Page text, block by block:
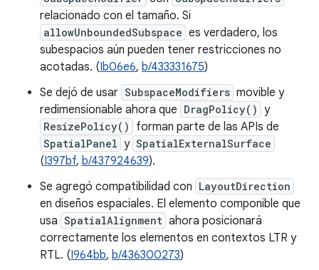
relacionado con el tamaño. Si
allowUnboundedSubspace es verdadero, los
subespacios aún pueden tener restricciones no
acotadas. (Ib06e6, b/433331675)
Se dejó de usar SubspaceModifiers movible y
redimensionable ahora que DragPolicy() y
ResizePolicy() forman parte de las APIs de
SpatialPanel y SpatialExternalSurface
(I397bf, b/437924639).
Se agregó compatibilidad con LayoutDirection
en diseños espaciales. El elemento componible que
usa SpatialAlignment ahora posicionará
correctamente los elementos en contextos LTR y
RTL. (I964bb, b/436300273)